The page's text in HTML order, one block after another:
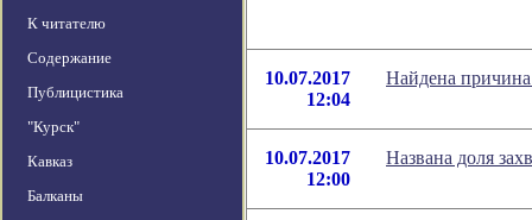
К читателю
Содержание
Публицистика
"Курск"
Кавказ
Балканы
10.07.2017
12:04
Найдена
10.07.2017
12:00
Названа доля